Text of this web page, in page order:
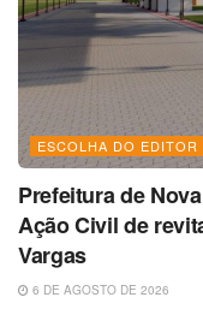
ESCOLHA DO EDITOR
Prefeitura de
Ação Civil de
Vargas
6 DE AGOSTO DE 2026